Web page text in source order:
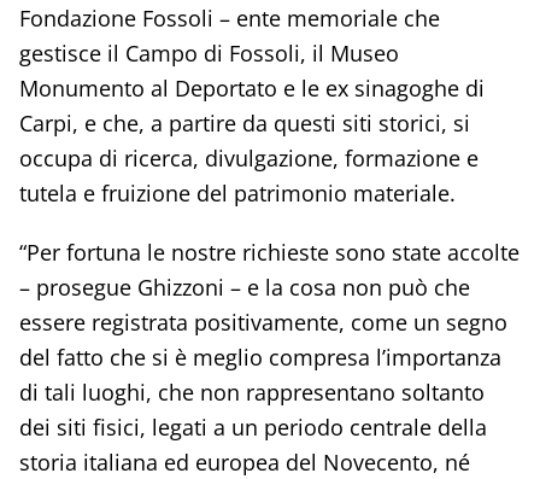
Fondazione Fossoli – ente memoriale che
gestisce il Campo di Fossoli, il Museo
Monumento al Deportato e le ex sinagoghe di
Carpi, e che, a partire da questi siti storici, si
occupa di ricerca, divulgazione, formazione e
tutela e fruizione del patrimonio materiale.
“Per fortuna le nostre richieste sono state accolte
– prosegue Ghizzoni – e la cosa non può che
essere registrata positivamente, come un segno
del fatto che si è meglio compresa l’importanza
di tali luoghi, che non rappresentano soltanto
dei siti fisici, legati a un periodo centrale della
storia italiana ed europea del Novecento, né